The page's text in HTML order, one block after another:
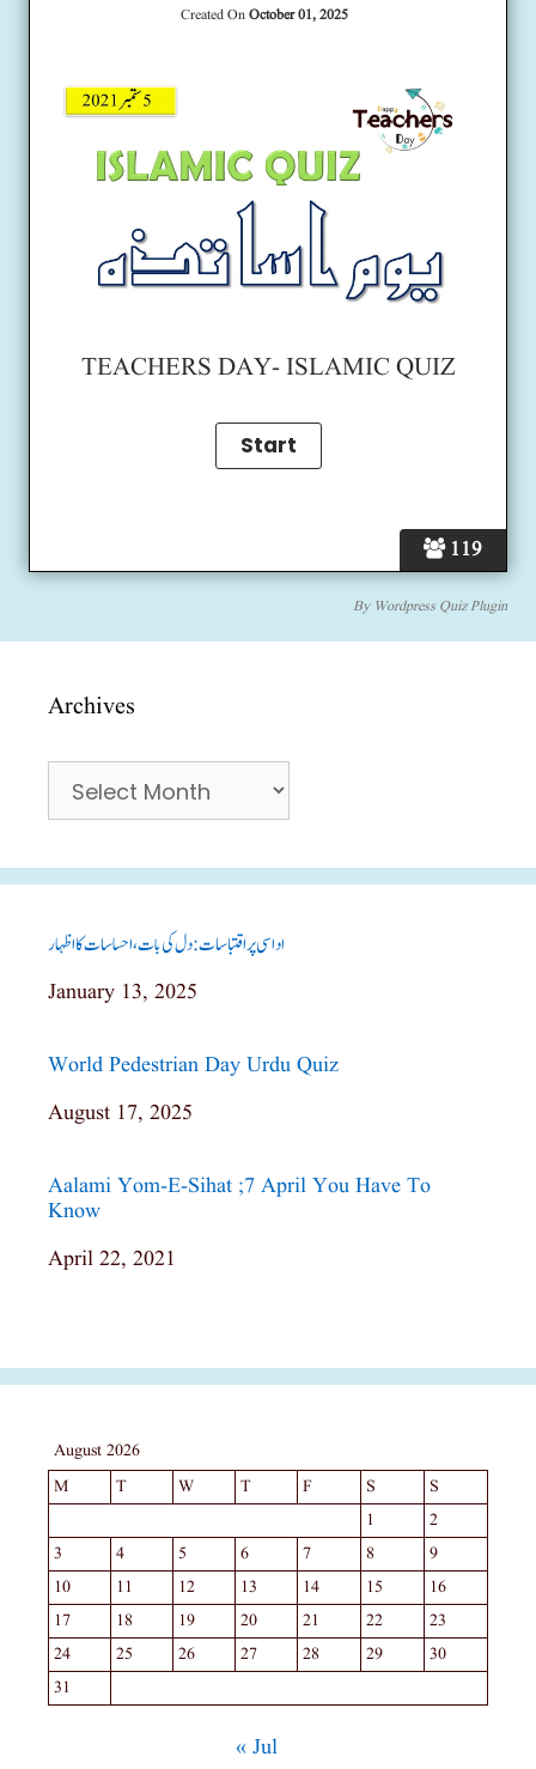
119
Created OnOctober 01, 2025
TEACHERS DAY- ISLAMIC QUIZ
By Wordpress Quiz Plugin
Archives
Archives
اداسی پر اقتباسات: دل کی بات، احساسات کا اظہار
Date
January 13, 2025
World Pedestrian Day Urdu Quiz
Date
August 17, 2025
Aalami Yom-E-Sihat ;7 April You Have To
Know
Date
April 22, 2021
August 2026
M
T W T F S
S
1
2
3
4 5 6 7 8
9
10
11 12 13 14 15
16
17
18 19 20 21 22
23
24
25 26 27 28 29
30
31
« Jul